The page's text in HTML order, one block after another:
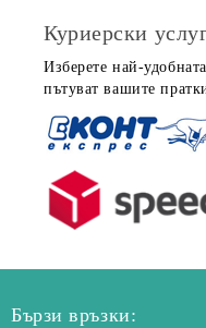
Куриерски
Изберете най-
пътуват вашите
Бързи връзки: